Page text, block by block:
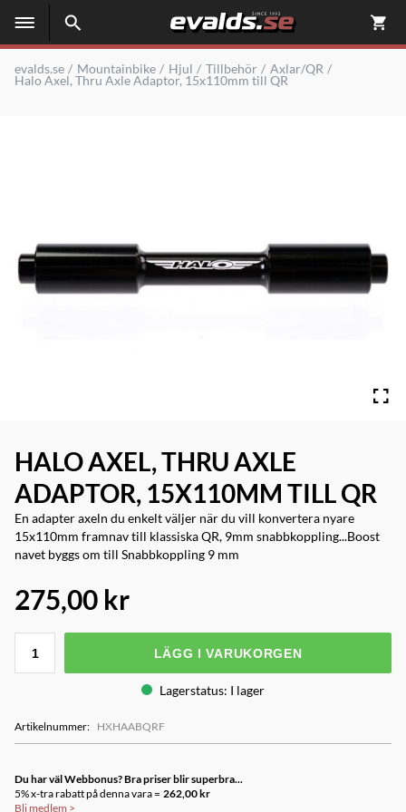
evalds.se Mountainbike Hjul Tillbehör
Axlar/QR
Halo Axel, Thru Axle Adaptor, 15x110mm till QR
HALO AXEL, THRU AXLE
ADAPTOR, 15X110MM TILL QR
En adapter axeln du enkelt väljer när du vill konvertera nyare
15x110mm framnav till klassiska QR, 9mm snabbkoppling...Boost
navet byggs om till Snabbkoppling 9 mm
275,00 kr
LÄGG I VARUKORGEN
Lagerstatus: I lager
Artikelnummer: HXHAABQRF
Du har väl Webbonus? Bra priser blir superbra...
5% x-tra rabatt på denna vara = 262,00 kr
Bli medlem >